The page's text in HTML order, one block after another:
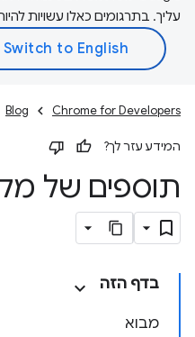
עליך. בתרגומים כאלו עשויות
Chrome for Developers
Blog
המידע עזר לך?
תוספים של
בדף הזה
מבוא